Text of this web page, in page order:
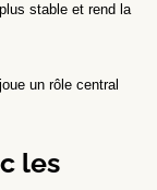
stable et rend la
un rôle central
les